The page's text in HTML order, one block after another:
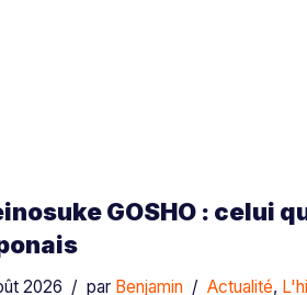
GOSHO : celui
2026 par Benjamin Actualité,